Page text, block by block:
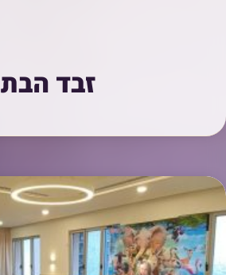
זבד הבת